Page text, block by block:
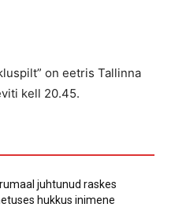
on eetris Tallinna
kell 20.45.
juhtunud raskes
hukkus inimene